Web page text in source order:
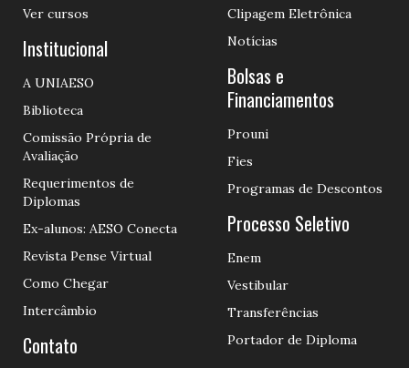
Ver cursos
Institucional
A UNIAESO
Biblioteca
Comissão Própria de
Avaliação
Requerimentos de
Diplomas
Ex-alunos: AESO Conecta
Revista Pense Virtual
Como Chegar
Intercâmbio
Contato
Clipagem Eletrônica
Notícias
Bolsas e
Financiamentos
Prouni
Fies
Programas de Descontos
Processo Seletivo
Enem
Vestibular
Transferências
Portador de Diploma